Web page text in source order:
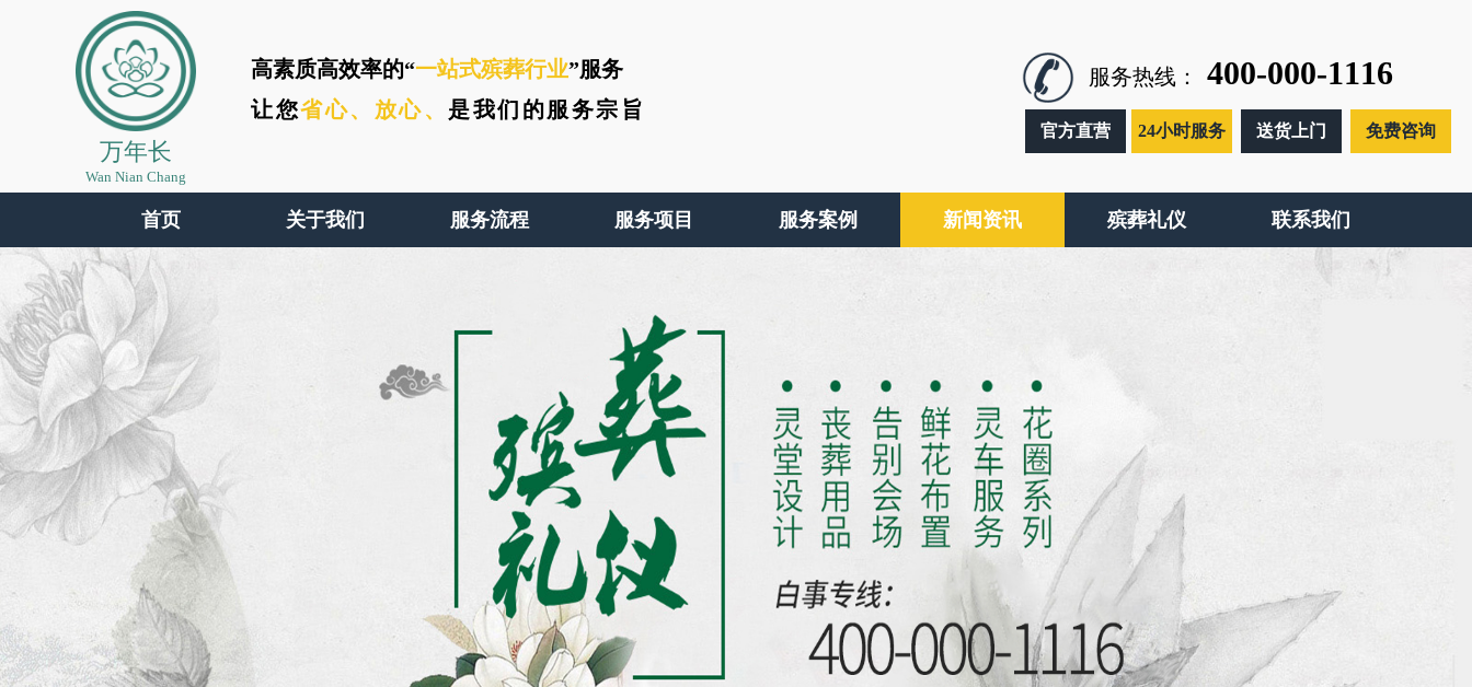
万年长
Wan Nian Chang
高素质高效率的“一站式殡葬行业”服务
让您省心、 放心、 是我们的服务宗旨
服务热线： 400-000-1116
官方直营 24小时服务 送货上门 免费咨询
首页 关于我们 服务流程 服务项目 服务案例 新闻资讯 殡葬礼仪 联系我们